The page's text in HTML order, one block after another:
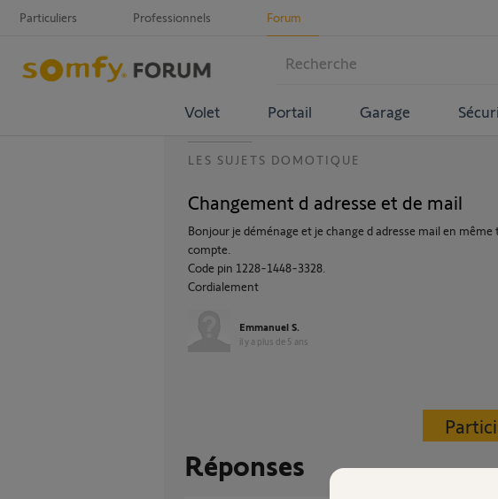
Particuliers Professionnels Forum
Volet Portail Garage
LES SUJETS DOMOTIQUE
Changement d adresse et de mail
Bonjour je déménage et je change d adresse mail en
compte.
Code pin 1228-1448-3328.
Cordialement
Emmanuel S.
il y a plus de 5 ans
Réponses